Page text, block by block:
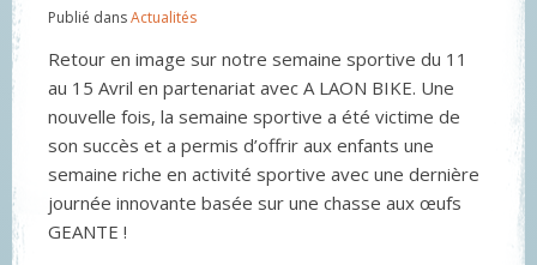
Publié dansActualités
Retour en image sur notre semaine sportive du 11
au 15 Avril en partenariat avec A LAON BIKE. Une
nouvelle fois, la semaine sportive a été victime de
son succès et a permis d’offrir aux enfants une
semaine riche en activité sportive avec une dernière
journée innovante basée sur une chasse aux œufs
GEANTE !